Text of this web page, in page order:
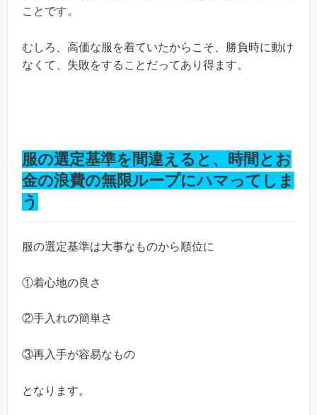
ことです。
むしろ、高価な服を着ていたからこそ、勝負時に動け
なくて、失敗をすることだってあり得ます。
服の選定基準を間違えると、時間とお
金の浪費の無限ループにハマってしま
う
服の選定基準は大事なものから順位に
①着心地の良さ
②手入れの簡単さ
③再入手が容易なもの
となります。